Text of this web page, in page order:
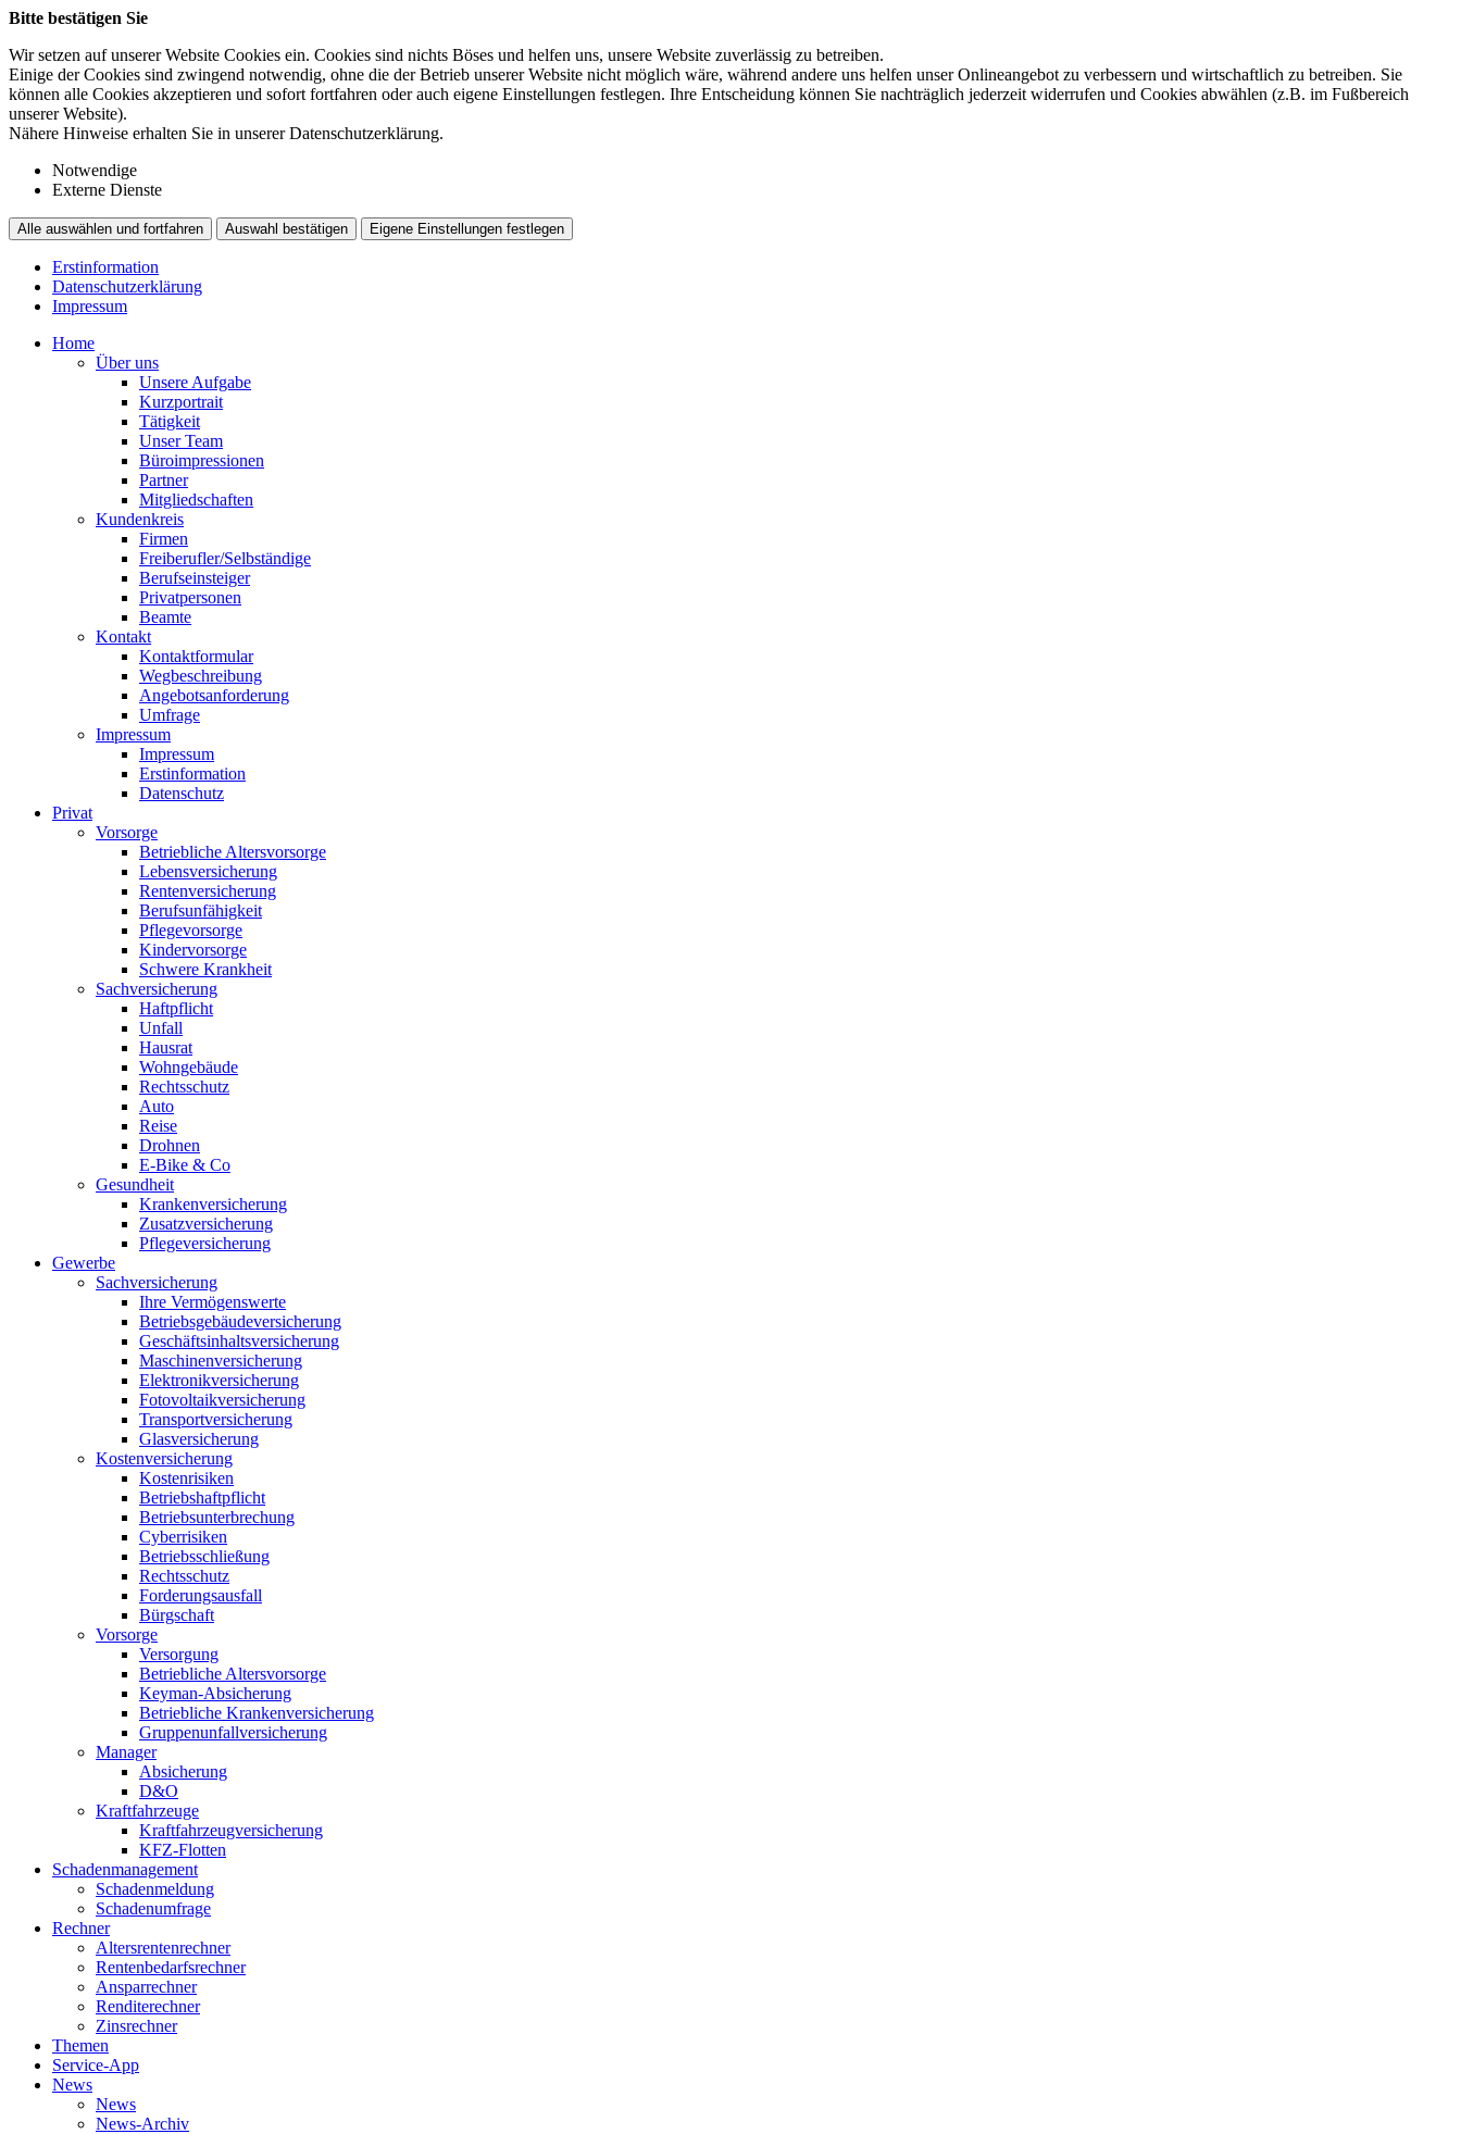
Bitte bestätigen Sie
Wir setzen auf unserer Website Cookies ein. Cookies sind nichts Böses und helfen uns, unsere Website zuverlässig zu betreiben.
Einige der Cookies sind zwingend notwendig, ohne die der Betrieb unserer Website nicht möglich wäre, während andere uns helfen unser Onlineangebot zu verbessern und wirtschaftlich zu betreiben. Sie
können alle Cookies akzeptieren und sofort fortfahren oder auch eigene Einstellungen festlegen. Ihre Entscheidung können Sie nachträglich jederzeit widerrufen und Cookies abwählen (z.B. im Fußbereich
unserer Website).
Nähere Hinweise erhalten Sie in unserer Datenschutzerklärung.
Notwendige
Externe Dienste
Alle auswählen und fortfahren Auswahl bestätigen Eigene Einstellungen festlegen
Erstinformation
Datenschutzerklärung
Impressum
Home
Über uns
Unsere Aufgabe
Kurzportrait
Tätigkeit
Unser Team
Büroimpressionen
Partner
Mitgliedschaften
Kundenkreis
Firmen
Freiberufler/Selbständige
Berufseinsteiger
Privatpersonen
Beamte
Kontakt
Kontaktformular
Wegbeschreibung
Angebotsanforderung
Umfrage
Impressum
Impressum
Erstinformation
Datenschutz
Privat
Vorsorge
Betriebliche Altersvorsorge
Lebensversicherung
Rentenversicherung
Berufsunfähigkeit
Pflegevorsorge
Kindervorsorge
Schwere Krankheit
Sachversicherung
Haftpflicht
Unfall
Hausrat
Wohngebäude
Rechtsschutz
Auto
Reise
Drohnen
E-Bike & Co
Gesundheit
Krankenversicherung
Zusatzversicherung
Pflegeversicherung
Gewerbe
Sachversicherung
Ihre Vermögenswerte
Betriebsgebäudeversicherung
Geschäftsinhaltsversicherung
Maschinenversicherung
Elektronikversicherung
Fotovoltaikversicherung
Transportversicherung
Glasversicherung
Kostenversicherung
Kostenrisiken
Betriebshaftpflicht
Betriebsunterbrechung
Cyberrisiken
Betriebsschließung
Rechtsschutz
Forderungsausfall
Bürgschaft
Vorsorge
Versorgung
Betriebliche Altersvorsorge
Keyman-Absicherung
Betriebliche Krankenversicherung
Gruppenunfallversicherung
Manager
Absicherung
D&O
Kraftfahrzeuge
Kraftfahrzeugversicherung
KFZ-Flotten
Schadenmanagement
Schadenmeldung
Schadenumfrage
Rechner
Altersrentenrechner
Rentenbedarfsrechner
Ansparrechner
Renditerechner
Zinsrechner
Themen
Service-App
News
News
News-Archiv